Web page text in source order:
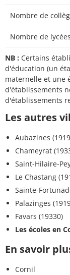
Nombre de
Nombre de lycées
NB : Certains
d'éducation (un
maternelle et une
d'établissements
d'établissements
Les autres
Aubazines
Chameyrat
Saint-Hilaire-
Le Chastang
Sainte-
Palazinges
Favars (19330)
Les écoles en
En savoir
Cornil